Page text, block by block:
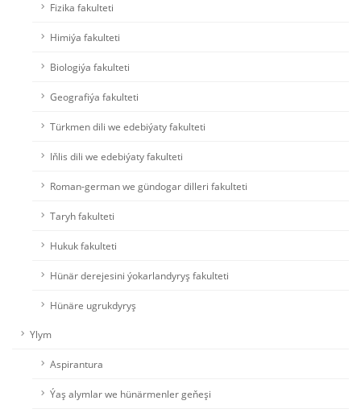
Fizika fakulteti
Himiýa fakulteti
Biologiýa fakulteti
Geografiýa fakulteti
Türkmen dili we edebiýaty fakulteti
Iňlis dili we edebiýaty fakulteti
Roman-german we gündogar dilleri fakulteti
Taryh fakulteti
Hukuk fakulteti
Hünär derejesini ýokarlandyryş fakulteti
Hünäre ugrukdyryş
Ylym
Aspirantura
Ýaş alymlar we hünärmenler geňeşi